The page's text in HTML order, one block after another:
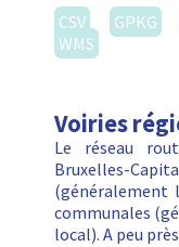
CSV
GPKG
WMS
Voiries
Le réseau
Bruxelles-
(généralement
communales
local). A peu